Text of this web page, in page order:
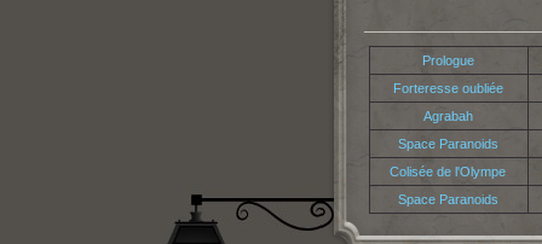
Prologue
Forteresse oubliée
Agrabah
Space Paranoids
Colisée de l'Olympe
Space Paranoids